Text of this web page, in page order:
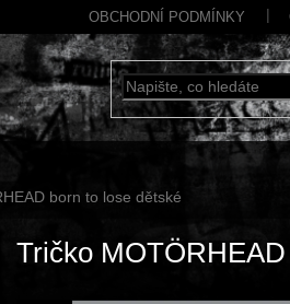
OBCHODNÍ PODMÍNKY
born to lose dětské
Tričko